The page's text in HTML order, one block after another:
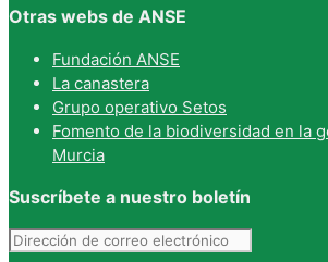
Otras webs de ANSE
Fundación ANSE
La canastera
Grupo operativo Setos
Fomento de la biodiversidad en la
Murcia
Suscríbete a nuestro boletín